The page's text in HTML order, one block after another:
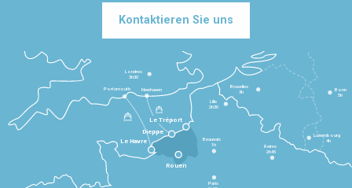
Kontaktieren Sie uns
Le Havre
Dieppe
Le Tréport
Paris
Beauvais
1h
Reims
2h45
Lille
2h30
Bruxelles
3h
Londres
3h30
Newhaven
Portsmouth
Bonn
5h
Luxembourg
4h
Rouen